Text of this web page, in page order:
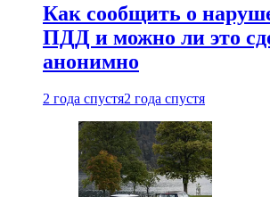
Как сообщить о
ПДД и можно ли это
анонимно
2 года спустя2 года спустя